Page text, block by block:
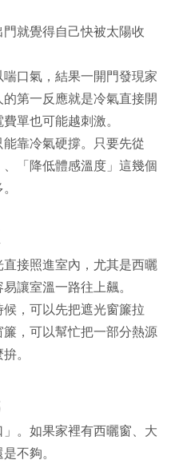
就覺得自己快被太陽收
口氣，結果一開門發現家
第一反應就是冷氣直接開
單也可能越刺激。
靠冷氣硬撐。只要先從
、「降低體感溫度」這幾個
接照進室內，尤其是西曬
讓室溫一路往上飆。
，可以先把遮光窗簾拉
簾，可以幫忙把一部分熱源
。
。如果家裡有西曬窗、大
不夠。